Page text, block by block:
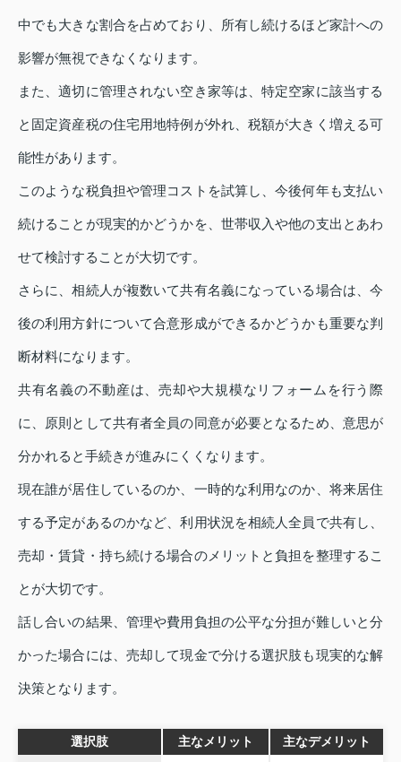
中でも大きな割合を占めており、所有し続けるほど家計への
影響が無視できなくなります。
また、適切に管理されない空き家等は、特定空家に該当する
と固定資産税の住宅用地特例が外れ、税額が大きく増える可
能性があります。
このような税負担や管理コストを試算し、今後何年も支払い
続けることが現実的かどうかを、世帯収入や他の支出とあわ
せて検討することが大切です。
さらに、相続人が複数いて共有名義になっている場合は、今
後の利用方針について合意形成ができるかどうかも重要な判
断材料になります。
共有名義の不動産は、売却や大規模なリフォームを行う際
に、原則として共有者全員の同意が必要となるため、意思が
分かれると手続きが進みにくくなります。
現在誰が居住しているのか、一時的な利用なのか、将来居住
する予定があるのかなど、利用状況を相続人全員で共有し、
売却・賃貸・持ち続ける場合のメリットと負担を整理するこ
とが大切です。
話し合いの結果、管理や費用負担の公平な分担が難しいと分
かった場合には、売却して現金で分ける選択肢も現実的な解
決策となります。
選択肢 主なメリット 主なデメリット